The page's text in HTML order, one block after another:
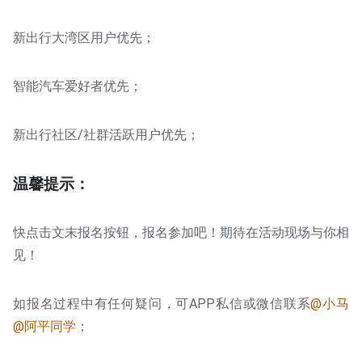
新出行大湾区用户优先；
智能汽车爱好者优先；
新出行社区/社群活跃用户优先；
温馨提示：
快点击文末报名按钮，报名参加吧！期待在活动现场与你相
见！
如报名过程中有任何疑问，可APP私信或微信联系@小马
@阿平同学 ；